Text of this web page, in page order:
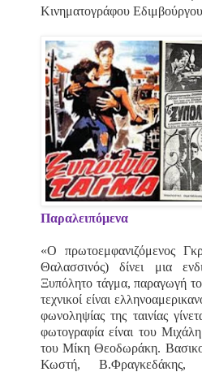
Κινηματογράφου
Παραλειπόμενα
«O πρωτοεμφανιζόμενος
Θαλασσινός) δίνει μια
Ξυπόλητο τάγμα, παραγωγή
τεχνικοί είναι
φωνοληψίας της ταινίας
φωτογραφία είναι του
του Μίκη Θεοδωράκη.
Κωστή,